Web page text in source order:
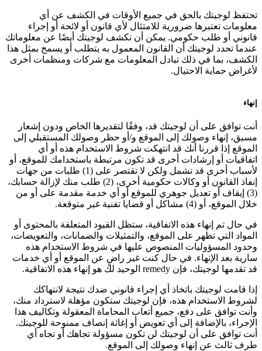
تحتفظ لوجيتك بالحق في جميع الأوقات في الكشف عن أي
معلومات تعتبرها ضرورية للامتثال لأي قانون أو لائحة أو إجراء
قانوني أو طلب حكومي. يمكن أن تكشف لوجيتك أيضًا عن معلوماتك
عندما تحدد لوجيتك أن القانون المعمول به يتطلب أو يسمح بمثل هذا
الكشف، بما في ذلك تبادل المعلومات مع شركات ومنظمات أخرى
لأغراض حماية الاحتيال.
إنهاء
أنت توافق على أن لوجيتك قد، وفقًا لتقديرها الخاص ودون إشعار
مسبق، إنهاء وصولك إلى الموقع و/أو حظر وصولك المستقبلي إلى
الموقع إذا قررنا أنك قد انتهكت شروط الاستخدام هذه أو أي
اتفاقيات أو إرشادات أخرى قد تكون مرتبطة باستخدامك للموقع، أو
لأسباب أخرى قد تشمل ولكن لا تقتصر على (1) طلبات من جهات
إنفاذ القانون أو وكالات حكومية أخرى، (2) طلب منك لإزالة حسابك،
(3) إيقاف أو تعديل جوهري للموقع أو أي خدمة مقدمة على أو من
خلال الموقع، أو (4) مشاكل أو قضايا تقنية غير متوقعة.
في حال تم إنهاء هذه الاتفاقية، ستظل القيود المتعلقة بالمحتوى أو
المواد التي تظهر على الموقع، والتمثيلات والضمانات، والتعويضات،
وحدود المسؤوليات المنصوص عليها في شروط الاستخدام هذه
سارية بعد الإنهاء. في حال كنت غير راضٍ عن الموقع أو أي خدمات
قد تقدمها لوجيتك، فإن remedy الوحيد لك هو إنهاء هذه الاتفاقية.
إذا قامت لوجيتك باتخاذ أي إجراء قانوني ضدك نتيجة لانتهاكك
لشروط الاستخدام هذه، فإن لوجيتك ستكون مؤهلة لاسترداد منك،
وأنت توافق على دفع، جميع أتعاب المحاماة المعقولة وتكاليف هذا
الإجراء، بالإضافة إلى أي تعويض أو إغاثة إنصاف ممنوحة للوجيتك.
أنت توافق على أن لوجيتك لن تكون مسؤولة تجاهك أو تجاه أي
طرف ثالث عن إنهاء وصولك إلى الموقع.